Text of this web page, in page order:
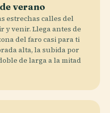
verano
estrechas calles del
y venir. Llega antes de
del faro casi para ti
alta, la subida por
de larga a la mitad